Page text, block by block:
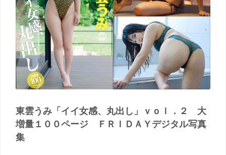
東雲うみ「イイ女感、丸出し」ｖｏｌ．２ 大
増量１００ページ ＦＲＩＤＡＹデジタル写真
集